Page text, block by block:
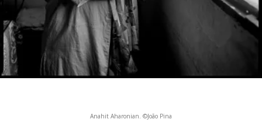
Anahit Aharonian. ©João Pina